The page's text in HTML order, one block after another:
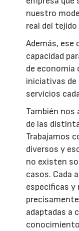
nuestro
real del
Además,
capacidad
de economía
iniciativas
servicios
También nos
de las
Trabajamos
diversos y
no existen
casos. Cada
específicas
adaptadas a